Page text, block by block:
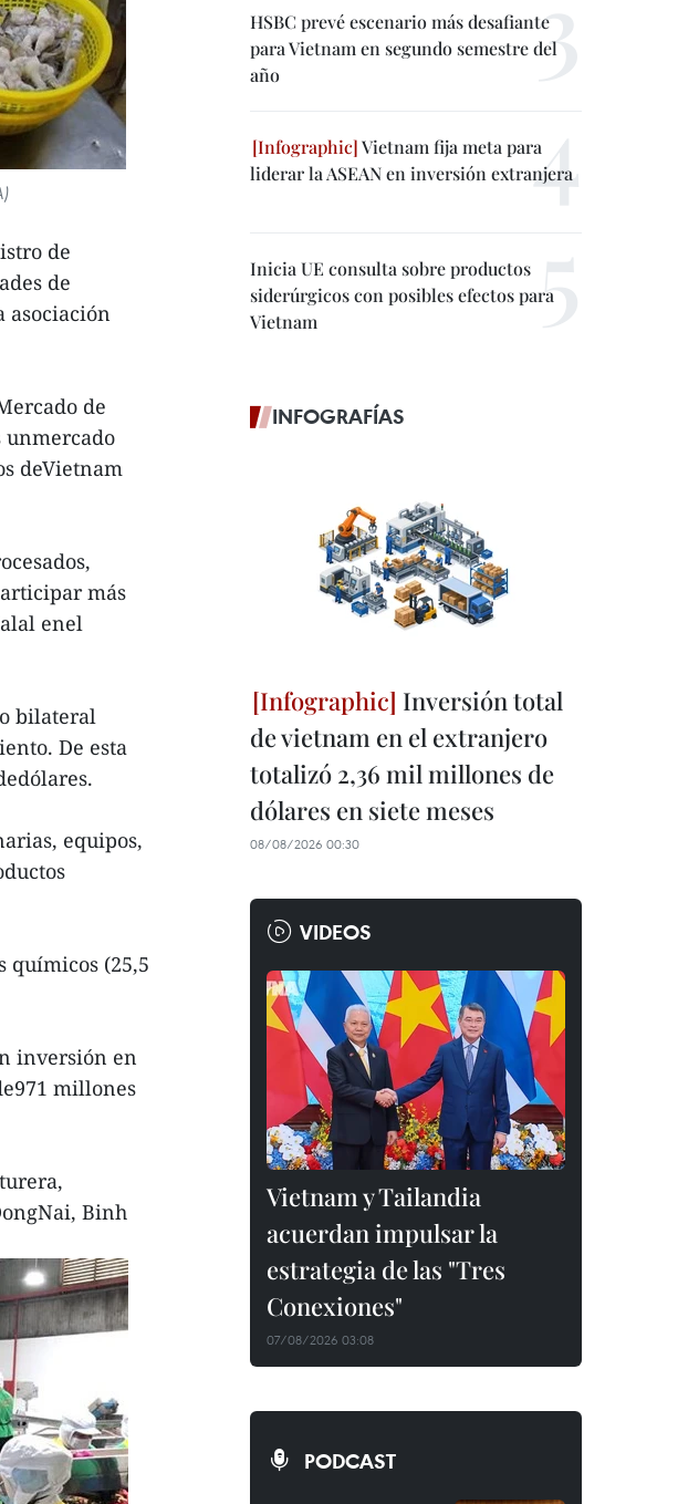
de
de
asociación
de
deVietnam
más
enel
bilateral
De esta
equipos,
químicos (25,5
inversión en
millones
Binh
HSBC prevé escenario más desafiante
para Vietnam en segundo semestre del
año
Vietnam fija meta para
liderar la ASEAN en inversión extranjera
Inicia UE consulta sobre productos
siderúrgicos con posibles efectos para
Vietnam
INFOGRAFÍAS
Inversión total
de vietnam en el extranjero
totalizó 2,36 mil millones de
dólares en siete meses
08/08/2026 00:30
VIDEOS
Vietnam y Tailandia
acuerdan impulsar la
estrategia de las "Tres
Conexiones"
07/08/2026 03:08
PODCAST